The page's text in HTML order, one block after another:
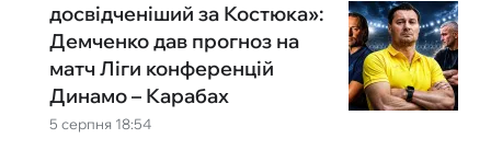
5 серпня 18:54
досвідченіший за Костюка»:
Демченко дав прогноз на
матч Ліги конференцій
Динамо – Карабах